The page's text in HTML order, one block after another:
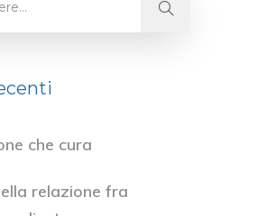
che cura
relazione fra